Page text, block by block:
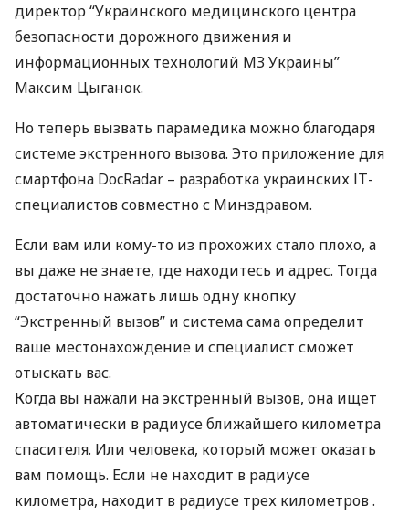
директор “Украинского медицинского центра
безопасности дорожного движения и
информационных технологий МЗ Украины”
Максим Цыганок.
Но теперь вызвать парамедика можно благодаря
системе экстренного вызова. Это приложение для
смартфона DocRadar – разработка украинских ІТ-
специалистов совместно с Минздравом.
Если вам или кому-то из прохожих стало плохо, а
вы даже не знаете, где находитесь и адрес. Тогда
достаточно нажать лишь одну кнопку
“Экстренный вызов” и система сама определит
ваше местонахождение и специалист сможет
отыскать вас.
Когда вы нажали на экстренный вызов, она ищет
автоматически в радиусе ближайшего километра
спасителя. Или человека, который может оказать
вам помощь. Если не находит в радиусе
километра, находит в радиусе трех километров .